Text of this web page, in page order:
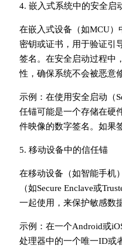
4. 嵌入式系统中的安全启
在嵌入式设备（如MCU
密钥或证书，用于验证引
签名。在安全启动过程中
性，确保系统不会被恶意
示例：在使用安全启动（
任锚可能是一个存储在硬
件映像的数字签名。如果
5. 移动设备中的信任锚
在移动设备（如智能手机
（如Secure Enclave或
一起使用，来保护敏感数
示例：在一个Android或
处理器中的一个唯一ID或